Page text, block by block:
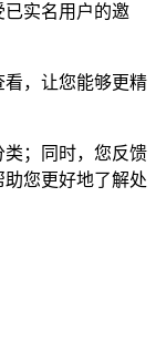
实名用户的邀
，让您能够更精
；同时，您反馈
您更好地了解处